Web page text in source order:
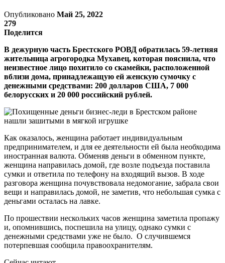
Опубликовано Май 25, 2022
279
Поделится
В дежурную часть Брестского РОВД обратилась 59-летняя
жительница агрогородка Мухавец, которая пояснила, что
неизвестное лицо похитило со скамейки, расположенной
вблизи дома, принадлежащую ей женскую сумочку с
денежными средствами: 200 долларов США, 7 000
белорусских и 20 000 российский рублей.
Как оказалось, женщина работает индивидуальным
предпринимателем, и для ее деятельности ей была необходима
иностранная валюта. Обменяв деньги в обменном пункте,
женщина направилась домой, где возле подъезда поставила
сумки и ответила по телефону на входящий вызов. В ходе
разговора женщина почувствовала недомогание, забрала свои
вещи и направилась домой, не заметив, что небольшая сумка с
деньгами осталась на лавке.
По прошествии нескольких часов женщина заметила пропажу
и, опомнившись, поспешила на улицу, однако сумки с
денежными средствами уже не было. О случившемся
потерпевшая сообщила правоохранителям.